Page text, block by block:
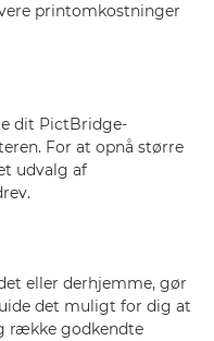
printomkostninger
dit PictBridge-
For at opnå større
udvalg af
eller derhjemme, gør
det muligt for dig at
række godkendte